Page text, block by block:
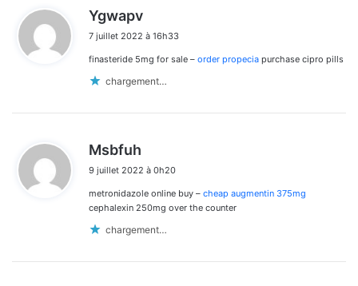
Ygwapv
t
7 juillet 2022 à 16h33
finasteride 5mg for sale – order propecia purchase cipro pills
chargement…
Msbfuh
t
:
9 juillet 2022 à 0h20
metronidazole online buy – cheap augmentin 375mg
cephalexin 250mg over the counter
chargement…